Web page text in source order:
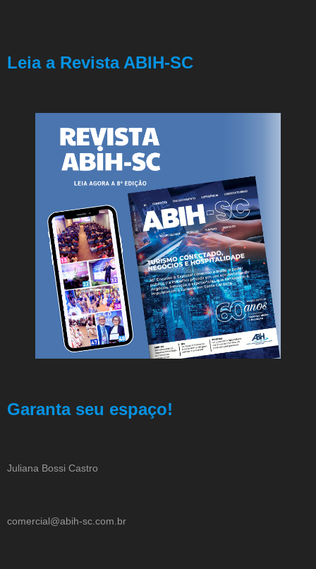
Leia a Revista ABIH-SC
Garanta seu espaço!
Juliana Bossi Castro
comercial@abih-sc.com.br